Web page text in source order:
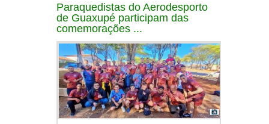
Paraquedistas do Aerodesporto
de Guaxupé participam das
comemorações ...